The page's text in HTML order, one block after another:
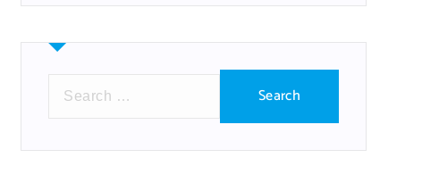
r